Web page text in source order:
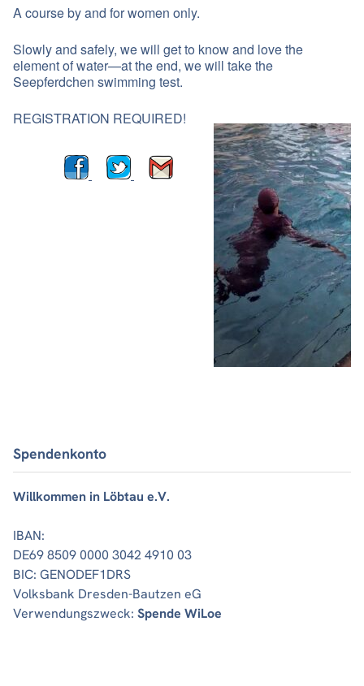
A course by and for women only.
Slowly and safely, we will get to know and love the
element of water—at the end, we will take the
Seepferdchen swimming test.
REGISTRATION REQUIRED!
Spendenkonto
Willkommen in Löbtau e.V.
IBAN:
DE69 8509 0000 3042 4910 03
BIC: GENODEF1DRS
Volksbank Dresden-Bautzen eG
Verwendungszweck: Spende WiLoe